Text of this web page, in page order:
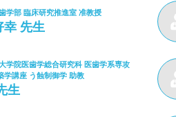
学部 臨床研究推進室 准教授
幸 先生
学院医歯学総合研究科 医歯学系専攻
学講座 う蝕制御学 助教
生